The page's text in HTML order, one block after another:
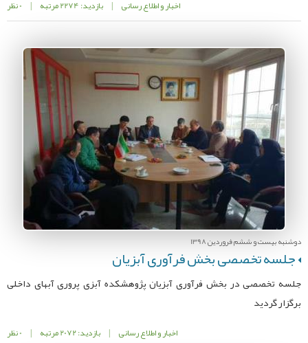
اخبار و اطلاع رسانی | بازدید: 2274 مرتبه | 0 نظر
دوشنبه بیست و ششم فروردین 1398
جلسه تخصصی بخش فرآوری آبزیان
جلسه تخصصی در بخش فرآوری آبزیان پژوهشکده آبزی پروری آبهای داخلی
برگزار گردید
اخبار و اطلاع رسانی | بازدید: 2072 مرتبه | 0 نظر